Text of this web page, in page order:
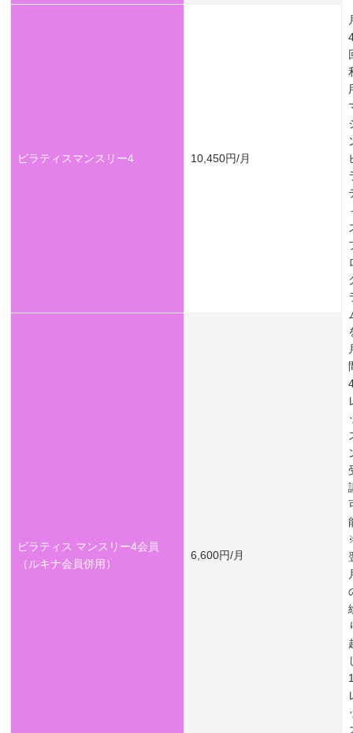
ピラティスマンスリー4 10,450円/月
ピラティス マンスリー4会員
（ルキナ会員併用）
6,600円/月